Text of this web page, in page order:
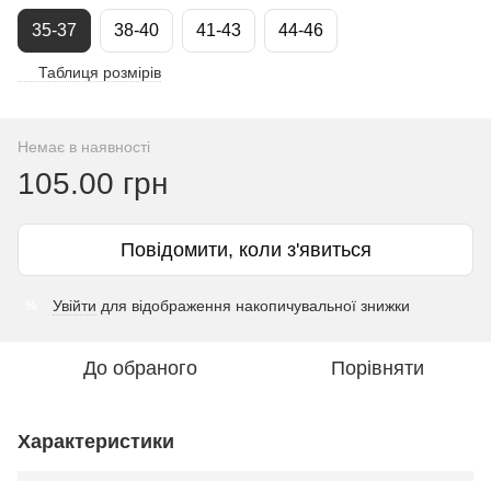
35-37 38-40 41-43 44-46
Таблиця розмірів
Немає в наявності
105.00 грн
Повідомити, коли з'явиться
Увійти для відображення накопичувальної знижки
До обраного Порівняти
Характеристики